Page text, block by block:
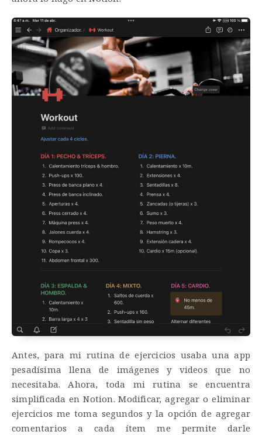
Antes, para mi rutina de ejercicios usaba una app
pesadísima llena de imágenes y videos que no
necesitaba. Ahora, toda mi rutina se encuentra
simplificada en Notion. Modificar, agregar o eliminar
ejercicios me toma segundos y la opción de agregar
comentarios a cada ítem me permite darle